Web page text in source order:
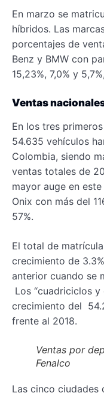
En marzo se
híbridos. Las
porcentajes de
Benz y BMW con
15,23%, 7,0% y
Ventas
En los tres
54.635 vehículos
Colombia, siendo
ventas totales de
mayor auge en
Onix con más del
57%.
El total de
crecimiento de
anterior cuando se
Los “cuadriciclos
crecimiento del
frente al 2018.
Ventas por
Fenalco
Las cinco ciudades